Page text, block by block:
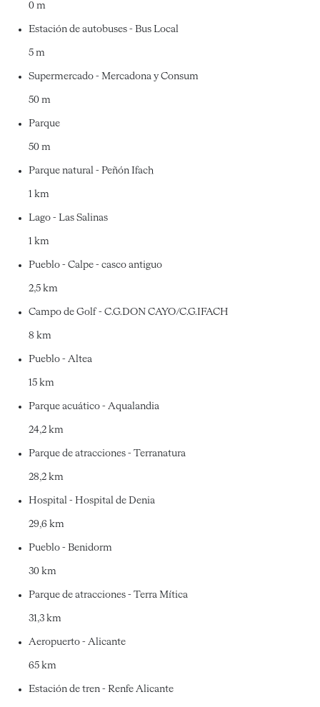
0 m
Estación de autobuses - Bus Local
5 m
Supermercado - Mercadona y Consum
50 m
Parque
50 m
Parque natural - Peñón Ifach
1 km
Lago - Las Salinas
1 km
Pueblo - Calpe - casco antiguo
2,5 km
Campo de Golf - C.G.DON CAYO/C.G.IFACH
8 km
Pueblo - Altea
15 km
Parque acuático - Aqualandia
24,2 km
Parque de atracciones - Terranatura
28,2 km
Hospital - Hospital de Denia
29,6 km
Pueblo - Benidorm
30 km
Parque de atracciones - Terra Mítica
31,3 km
Aeropuerto - Alicante
65 km
Estación de tren - Renfe Alicante